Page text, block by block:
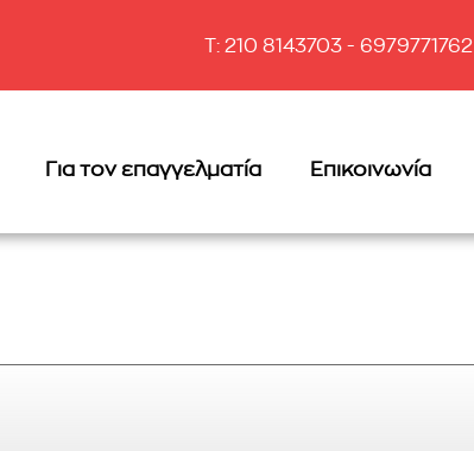
T: 210 8143703 - 6979771762
Για τον επαγγελματία Επικοινωνία